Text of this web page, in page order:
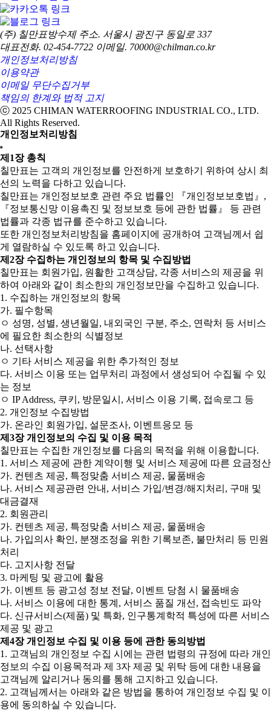
(주) 칠만표방수제 주소. 서울시 광진구 동일로 337
대표전화. 02-454-7722 이메일. 70000@chilman.co.kr
개인정보처리방침
이용약관
이메일 무단수집거부
책임의 한계와 법적 고지
ⓒ 2025 CHIMAN WATERROOFING INDUSTRIAL CO., LTD.
All Rights Reserved.
개인정보처리방침
제1장 총칙
칠만표는 고객의 개인정보를 안전하게 보호하기 위하여 상시 최
선의 노력을 다하고 있습니다.
칠만표는 개인정보보호 관련 주요 법률인 『개인정보보호법』,
『정보통신망 이용촉진 및 정보보호 등에 관한 법률』 등 관련
법률과 각종 법규를 준수하고 있습니다.
또한 개인정보처리방침을 홈페이지에 공개하여 고객님께서 쉽
게 열람하실 수 있도록 하고 있습니다.
제2장 수집하는 개인정보의 항목 및 수집방법
칠만표는 회원가입, 원활한 고객상담, 각종 서비스의 제공을 위
하여 아래와 같이 최소한의 개인정보만을 수집하고 있습니다.
1. 수집하는 개인정보의 항목
가. 필수항목
ㅇ 성명, 성별, 생년월일, 내외국인 구분, 주소, 연락처 등 서비스
에 필요한 최소한의 식별정보
나. 선택사항
ㅇ 기타 서비스 제공을 위한 추가적인 정보
다. 서비스 이용 또는 업무처리 과정에서 생성되어 수집될 수 있
는 정보
ㅇ IP Address, 쿠키, 방문일시, 서비스 이용 기록, 접속로그 등
2. 개인정보 수집방법
가. 온라인 회원가입, 설문조사, 이벤트응모 등
제3장 개인정보의 수집 및 이용 목적
칠만표는 수집한 개인정보를 다음의 목적을 위해 이용합니다.
1. 서비스 제공에 관한 계약이행 및 서비스 제공에 따른 요금정산
가. 컨텐츠 제공, 특정맞춤 서비스 제공, 물품배송
나. 서비스 제공관련 안내, 서비스 가입/변경/해지처리, 구매 및
대금결재
2. 회원관리
가. 컨텐츠 제공, 특정맞춤 서비스 제공, 물품배송
나. 가입의사 확인, 분쟁조정을 위한 기록보존, 불만처리 등 민원
처리
다. 고지사항 전달
3. 마케팅 및 광고에 활용
가. 이벤트 등 광고성 정보 전달, 이벤트 당첨 시 물품배송
나. 서비스 이용에 대한 통계, 서비스 품질 개선, 접속빈도 파악
다. 신규서비스(제품) 및 특화, 인구통계학적 특성에 따른 서비스
제공 및 광고
제4장 개인정보 수집 및 이용 등에 관한 동의방법
1. 고객님의 개인정보 수집 시에는 관련 법령의 규정에 따라 개인
정보의 수집 이용목적과 제 3자 제공 및 위탁 등에 대한 내용을
고객님께 알리거나 동의를 통해 고지하고 있습니다.
2. 고객님께서는 아래와 같은 방법을 통하여 개인정보 수집 및 이
용에 동의하실 수 있습니다.